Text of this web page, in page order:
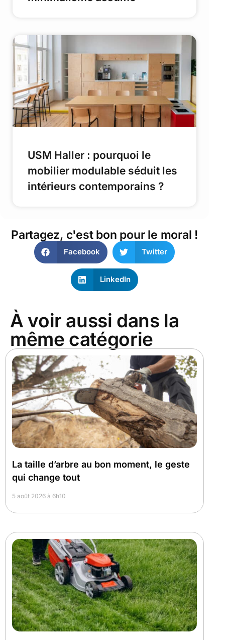
USM Haller : pourquoi le
mobilier modulable séduit les
intérieurs contemporains ?
Partagez, c'est bon pour le moral !
Facebook Twitter
LinkedIn
À voir aussi dans la
même catégorie
La taille d’arbre au bon moment, le geste
qui change tout
5 août 2026 à 6h10